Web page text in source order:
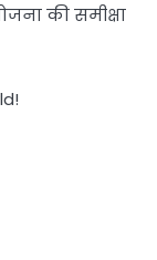
की समीक्षा